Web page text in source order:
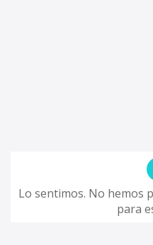
Lo sentimos. No hemos
para